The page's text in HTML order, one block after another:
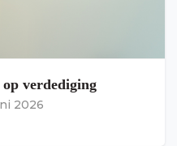
verdediging
2026